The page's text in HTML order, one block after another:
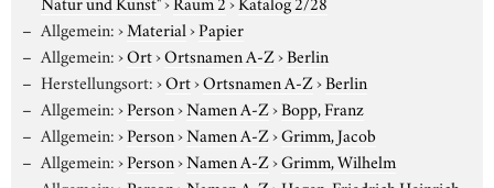
Allgemein:›Material›Papier
Allgemein:›Ort›Ortsnamen A-Z›Berlin
Herstellungsort:›Ort›Ortsnamen A-Z›Berlin
Allgemein:›Person›Namen A-Z›Bopp, Franz
Allgemein:›Person›Namen A-Z›Grimm, Jacob
Allgemein:›Person›Namen A-Z›Grimm, Wilhelm